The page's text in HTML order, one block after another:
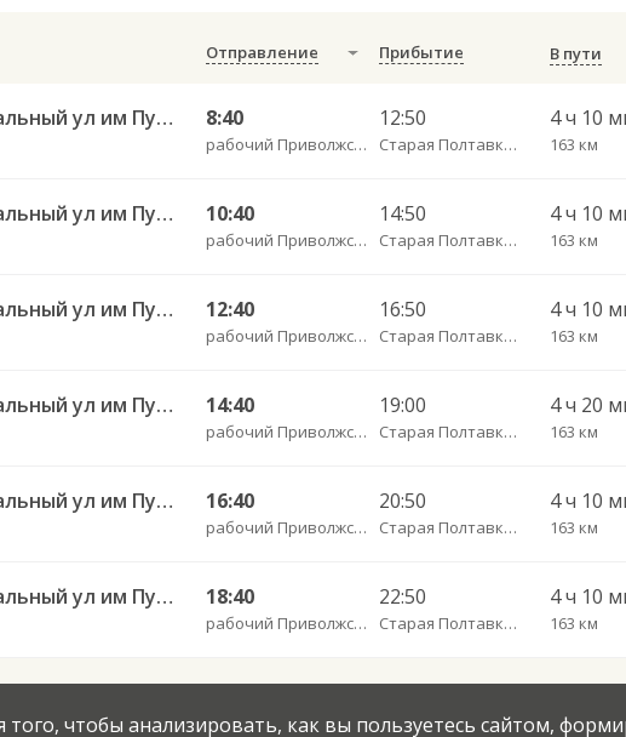
Отправление Прибытие В пути
Саратов АВ Центральный ул им Пугачева 179 А — Старая Полтавка 8:40
рабочий Приволжский п.
12:50
Старая Полтавка с.
4 ч 10
163 км
Саратов АВ Центральный ул им Пугачева 179 А — Старая Полтавка 10:40
рабочий Приволжский п.
14:50
Старая Полтавка с.
4 ч 10
163 км
Саратов АВ Центральный ул им Пугачева 179 А — Старая Полтавка 12:40
рабочий Приволжский п.
16:50
Старая Полтавка с.
4 ч 10
163 км
Саратов АВ Центральный ул им Пугачева 179 А — Палласовка 14:40
рабочий Приволжский п.
19:00
Старая Полтавка с.
4 ч 20
163 км
Саратов АВ Центральный ул им Пугачева 179 А — Старая Полтавка 16:40
рабочий Приволжский п.
20:50
Старая Полтавка с.
4 ч 10
163 км
Саратов АВ Центральный ул им Пугачева 179 А — Старая Полтавка 18:40
рабочий Приволжский п.
22:50
Старая Полтавка с.
4 ч 10
163 км
чтобы анализировать, как вы пользуетесь сайтом,